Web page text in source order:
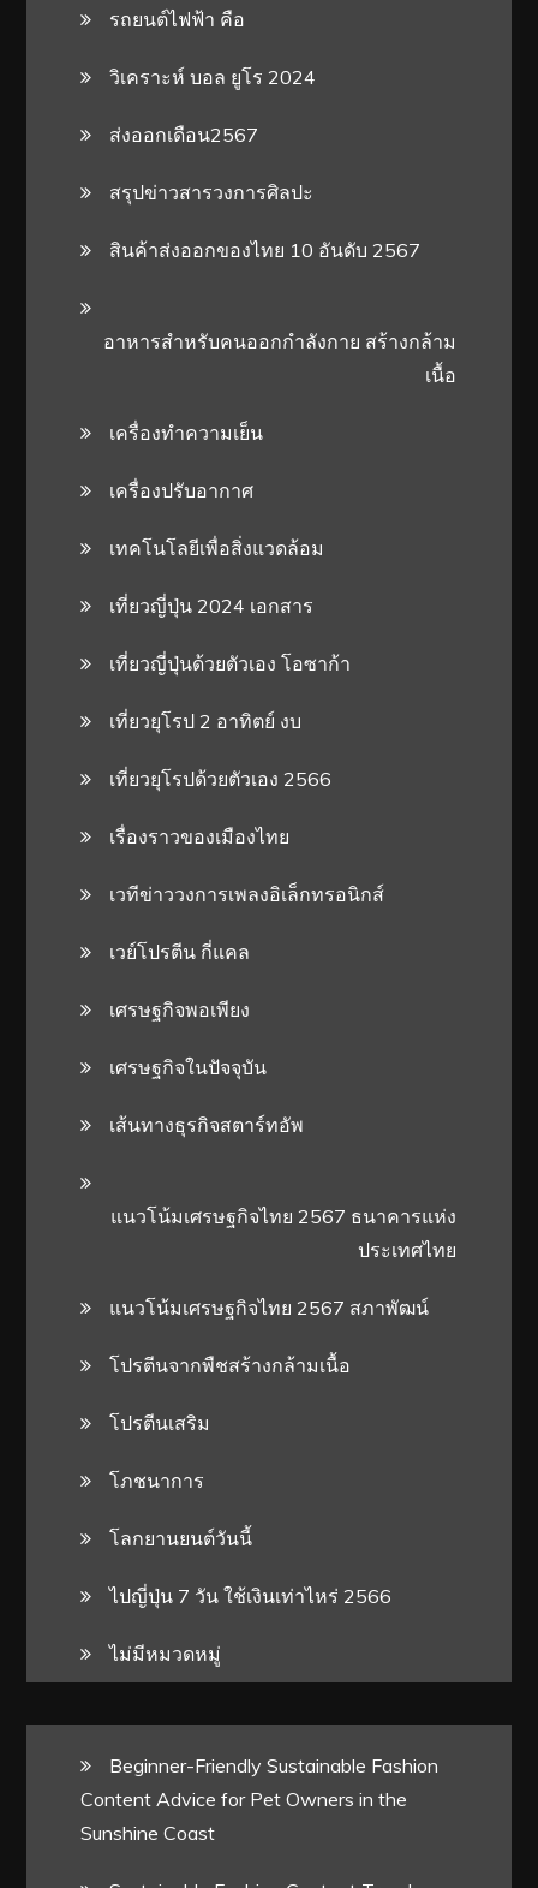
รถยนต์ไฟฟ้า คือ
วิเคราะห์ บอล ยูโร 2024
ส่งออกเดือน2567
สรุปข่าวสารวงการศิลปะ
สินค้าส่งออกของไทย 10 อันดับ 2567
อาหารสําหรับคนออกกําลังกาย สร้างกล้าม
เนื้อ
เครื่องทำความเย็น
เครื่องปรับอากาศ
เทคโนโลยีเพื่อสิ่งแวดล้อม
เที่ยวญี่ปุ่น 2024 เอกสาร
เที่ยวญี่ปุ่นด้วยตัวเอง โอซาก้า
เที่ยวยุโรป 2 อาทิตย์ งบ
เที่ยวยุโรปด้วยตัวเอง 2566
เรื่องราวของเมืองไทย
เวทีข่าววงการเพลงอิเล็กทรอนิกส์
เวย์โปรตีน กี่แคล
เศรษฐกิจพอเพียง
เศรษฐกิจในปัจจุบัน
เส้นทางธุรกิจสตาร์ทอัพ
แนวโน้มเศรษฐกิจไทย 2567 ธนาคารแห่ง
ประเทศไทย
แนวโน้มเศรษฐกิจไทย 2567 สภาพัฒน์
โปรตีนจากพืชสร้างกล้ามเนื้อ
โปรตีนเสริม
โภชนาการ
โลกยานยนต์วันนี้
ไปญี่ปุ่น 7 วัน ใช้เงินเท่าไหร่ 2566
ไม่มีหมวดหมู่
Beginner-Friendly Sustainable Fashion
Content Advice for Pet Owners in the
Sunshine Coast